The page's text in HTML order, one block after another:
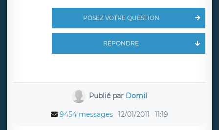
POSEZ VOTRE QUESTION
RÉPONDRE
Publié par Domil
9454 messages 12/01/2011 11:19